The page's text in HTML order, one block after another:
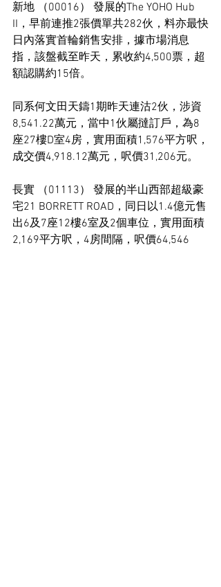
新地 （00016） 發展的The YOHO Hub
II，早前連推2張價單共282伙，料亦最快
日內落實首輪銷售安排，據市場消息
指，該盤截至昨天，累收約4,500票，超
額認購約15倍。
同系何文田天鑄1期昨天連沽2伙，涉資
8,541.22萬元，當中1伙屬撻訂戶，為8
座27樓D室4房，實用面積1,576平方呎，
成交價4,918.12萬元，呎價31,206元。
長實 （01113） 發展的半山西部超級豪
宅21 BORRETT ROAD，同日以1.4億元售
出6及7座12樓6室及2個車位，實用面積
2,169平方呎，4房間隔，呎價64,546